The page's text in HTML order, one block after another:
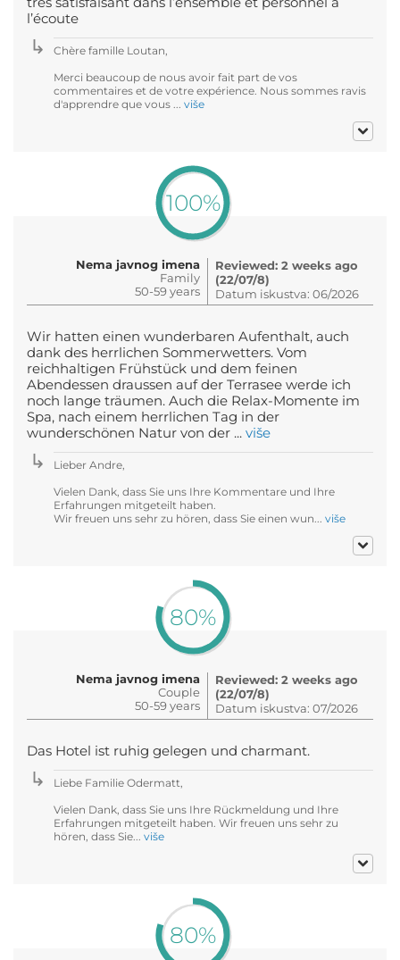
l’écoute
Chère famille Loutan,
Merci beaucoup de nous avoir fait part de vos
commentaires et de votre expérience. Nous sommes ravis
d'apprendre que vous ... više
100%
Nema javnog imena
Family
50-59 years
Reviewed: 2 weeks ago
(22/07/8)
Datum iskustva: 06/2026
Wir hatten einen wunderbaren Aufenthalt, auch
dank des herrlichen Sommerwetters. Vom
reichhaltigen Frühstück und dem feinen
Abendessen draussen auf der Terrasee werde ich
noch lange träumen. Auch die Relax-Momente im
Spa, nach einem herrlichen Tag in der
wunderschönen Natur von der ... više
Lieber Andre,
Vielen Dank, dass Sie uns Ihre Kommentare und Ihre
Erfahrungen mitgeteilt haben.
Wir freuen uns sehr zu hören, dass Sie einen wun... više
80%
Nema javnog imena
Couple
50-59 years
Reviewed: 2 weeks ago
(22/07/8)
Datum iskustva: 07/2026
Das Hotel ist ruhig gelegen und charmant.
Liebe Familie Odermatt,
Vielen Dank, dass Sie uns Ihre Rückmeldung und Ihre
Erfahrungen mitgeteilt haben. Wir freuen uns sehr zu
hören, dass Sie... više
80%